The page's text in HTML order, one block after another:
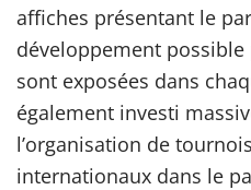
affiches présentant le
développement
sont exposées dans
également investi
l’organisation de
internationaux dans le